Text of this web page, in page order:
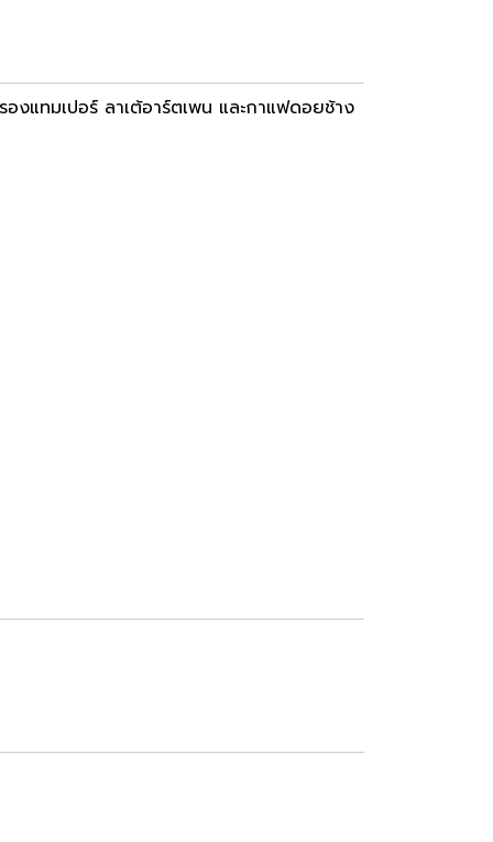
งแทมเปอร์ ลาเต้อาร์ตเพน และกาแฟดอยช้าง